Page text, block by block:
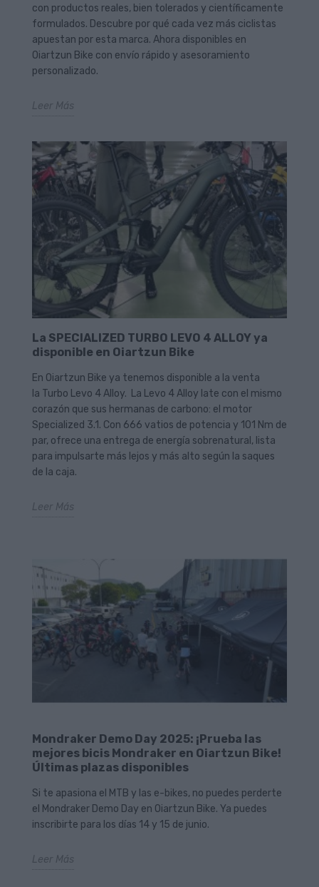
con productos reales, bien tolerados y científicamente
formulados. Descubre por qué cada vez más ciclistas
apuestan por esta marca. Ahora disponibles en
Oiartzun Bike con envío rápido y asesoramiento
personalizado.
Leer Más
La SPECIALIZED TURBO LEVO 4 ALLOY ya
disponible en Oiartzun Bike
En Oiartzun Bike ya tenemos disponible a la venta
la Turbo Levo 4 Alloy. La Levo 4 Alloy late con el mismo
corazón que sus hermanas de carbono: el motor
Specialized 3.1. Con 666 vatios de potencia y 101 Nm de
par, ofrece una entrega de energía sobrenatural, lista
para impulsarte más lejos y más alto según la saques
de la caja.
Leer Más
Mondraker Demo Day 2025: ¡Prueba las
mejores bicis Mondraker en Oiartzun Bike!
Últimas plazas disponibles
Si te apasiona el MTB y las e-bikes, no puedes perderte
el Mondraker Demo Day en Oiartzun Bike. Ya puedes
inscribirte para los días 14 y 15 de junio.
Leer Más